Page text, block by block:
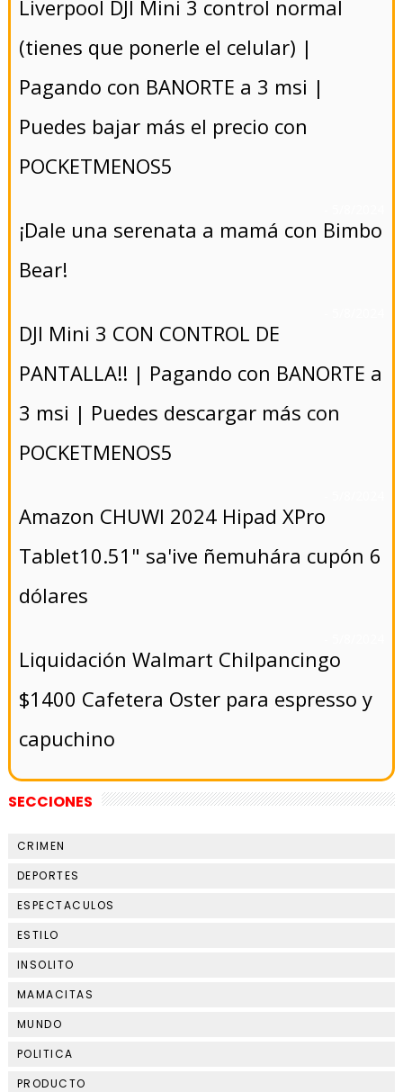
Liverpool DJI Mini 3 control normal
(tienes que ponerle el celular) |
Pagando con BANORTE a 3 msi |
Puedes bajar más el precio con
POCKETMENOS5
¡Dale una serenata a mamá con Bimbo
Bear!
DJI Mini 3 CON CONTROL DE
PANTALLA!! | Pagando con BANORTE a
3 msi | Puedes descargar más con
POCKETMENOS5
Amazon CHUWI 2024 Hipad XPro
Tablet10.51" sa'ive ñemuhára cupón 6
dólares
Liquidación Walmart Chilpancingo
$1400 Cafetera Oster para espresso y
capuchino
SECCIONES
CRIMEN
DEPORTES
ESPECTACULOS
ESTILO
INSOLITO
MAMACITAS
MUNDO
POLITICA
PRODUCTO